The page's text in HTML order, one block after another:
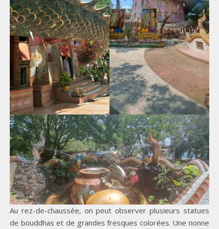
Au rez-de-chaussée, on peut observer plusieurs statues
de bouddhas et de grandes fresques colorées. Une nonne